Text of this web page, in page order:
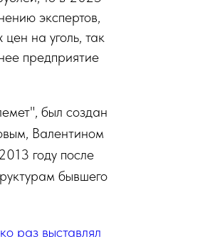
экспертов,
на уголь, так
предприятие
был создан
Валентином
году после
бывшего
раз выставлял